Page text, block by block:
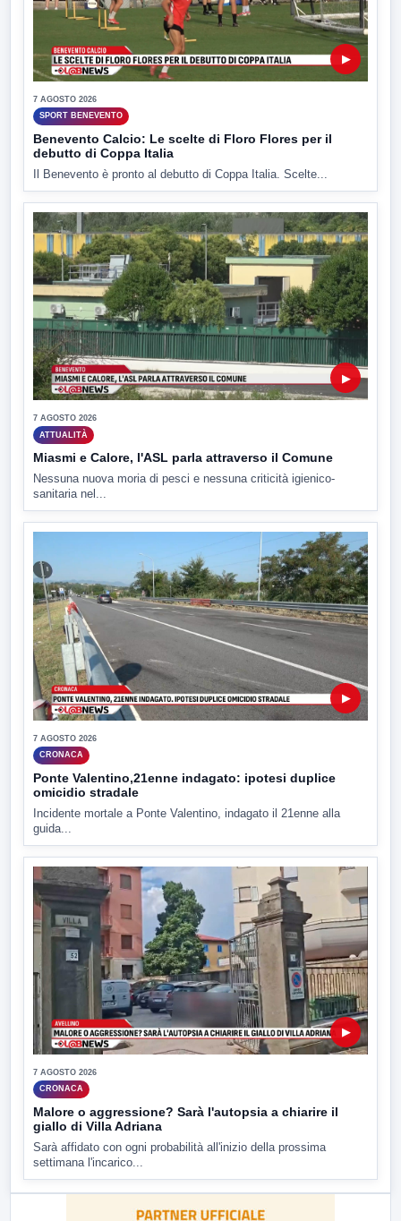
▶
7 AGOSTO 2026
SPORT BENEVENTO
Benevento Calcio: Le scelte di Floro Flores per il
debutto di Coppa Italia
Il Benevento è pronto al debutto di Coppa Italia. Scelte...
▶
7 AGOSTO 2026
ATTUALITÀ
Miasmi e Calore, l'ASL parla attraverso il Comune
Nessuna nuova moria di pesci e nessuna criticità igienico-
sanitaria nel...
▶
7 AGOSTO 2026
CRONACA
Ponte Valentino,21enne indagato: ipotesi duplice
omicidio stradale
Incidente mortale a Ponte Valentino, indagato il 21enne alla
guida...
▶
7 AGOSTO 2026
CRONACA
Malore o aggressione? Sarà l'autopsia a chiarire il
giallo di Villa Adriana
Sarà affidato con ogni probabilità all'inizio della prossima
settimana l'incarico...